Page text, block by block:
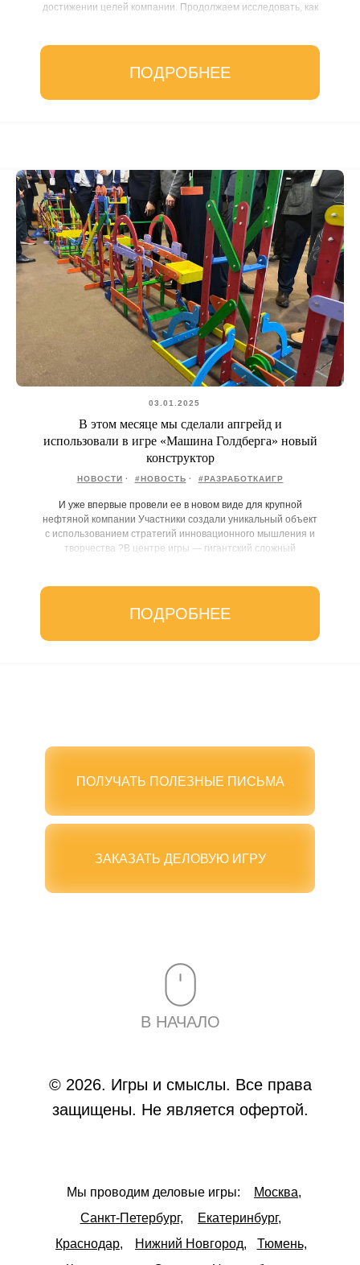
достижении целей компании. Продолжаем исследовать, как
ПОДРОБНЕЕ
03.01.2025
В этом месяце мы сделали апгрейд и
использовали в игре «Машина Голдберга» новый
конструктор
НОВОСТИ #НОВОСТЬ #РАЗРАБОТКАИГР
И уже впервые провели ее в новом виде для крупной
нефтяной компании Участники создали уникальный объект
с использованием стратегий инновационного мышления и
творчества ?В центре игры — гигантский сложный
ПОДРОБНЕЕ
ПОЛУЧАТЬ ПОЛЕЗНЫЕ ПИСЬМА
ЗАКАЗАТЬ ДЕЛОВУЮ ИГРУ
В НАЧАЛО
© 2026. Игры и смыслы. Все права
защищены. Не является офертой.
Мы проводим деловые игры:
Москва,
Санкт-Петербург,
Екатеринбург,
Краснодар,
Нижний Новгород,
Тюмень,